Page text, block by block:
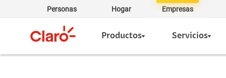
Personas Hogar Empresas
Productos Servicios